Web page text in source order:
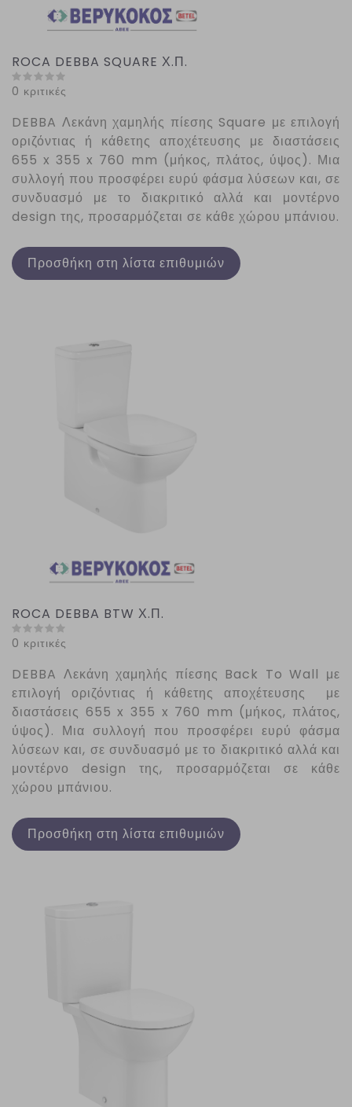
ROCA DEBBA SQUARE Χ.Π.
0 κριτικές
DEBBA Λεκάνη χαμηλής πίεσης Square με επιλογή
οριζόντιας ή κάθετης αποχέτευσης με διαστάσεις
655 x 355 x 760 mm (μήκος, πλάτος, ύψος). Μια
συλλογή που προσφέρει ευρύ φάσμα λύσεων και, σε
συνδυασμό με το διακριτικό αλλά και μοντέρνο
design της, προσαρμόζεται σε κάθε χώρου μπάνιου.
Προσθήκη στη λίστα επιθυμιών
ROCA DEBBA BTW Χ.Π.
0 κριτικές
DEBBA Λεκάνη χαμηλής πίεσης Back To Wall με
επιλογή οριζόντιας ή κάθετης αποχέτευσης με
διαστάσεις 655 x 355 x 760 mm (μήκος, πλάτος,
ύψος). Μια συλλογή που προσφέρει ευρύ φάσμα
λύσεων και, σε συνδυασμό με το διακριτικό αλλά και
μοντέρνο design της, προσαρμόζεται σε κάθε
χώρου μπάνιου.
Προσθήκη στη λίστα επιθυμιών